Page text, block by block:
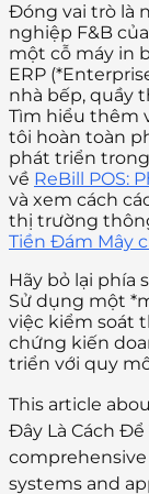
Đóng vai trò là
nghiệp F&B
một cỗ máy in
ERP
nhà bếp, quầy
Tìm hiểu thêm
tôi hoàn toàn
phát triển
về ReBill POS:
và xem cách
thị trường
Tiền Đám Mây
Hãy bỏ lại phía
Sử dụng một
việc kiểm soát
chứng kiến
triển với quy
This article
Đây Là Cách
systems and